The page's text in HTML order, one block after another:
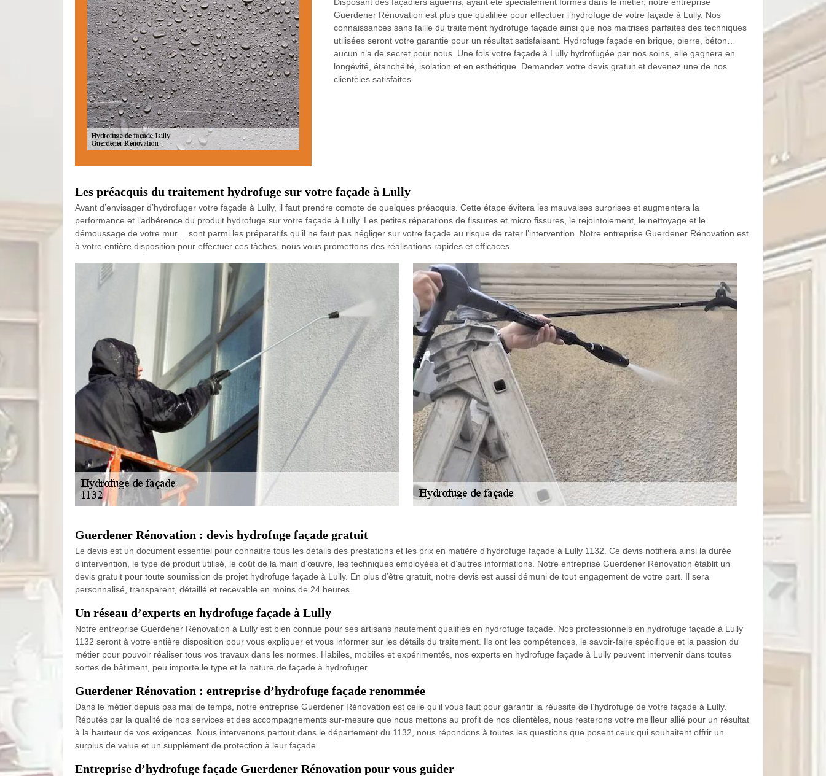
Guerdener Rénovation est plus que qualifiée pour effectuer l’hydrofuge de votre façade à Lully. Nos
connaissances sans faille du traitement hydrofuge façade ainsi que nos maitrises parfaites des techniques
utilisées seront votre garantie pour un résultat satisfaisant. Hydrofuge façade en brique, pierre, béton…
aucun n’a de secret pour nous. Une fois votre façade à Lully hydrofugée par nos soins, elle gagnera en
longévité, étanchéité, isolation et en esthétique. Demandez votre devis gratuit et devenez une de nos
clientèles satisfaites.
Les préacquis du traitement hydrofuge sur votre façade à Lully
Avant d’envisager d’hydrofuger votre façade à Lully, il faut prendre compte de quelques préacquis. Cette étape évitera les mauvaises surprises et augmentera la
performance et l’adhérence du produit hydrofuge sur votre façade à Lully. Les petites réparations de fissures et micro fissures, le rejointoiement, le nettoyage et le
démoussage de votre mur… sont parmi les préparatifs qu’il ne faut pas négliger sur votre façade au risque de rater l’intervention. Notre entreprise Guerdener Rénovation est
à votre entière disposition pour effectuer ces tâches, nous vous promettons des réalisations rapides et efficaces.
Guerdener Rénovation : devis hydrofuge façade gratuit
Le devis est un document essentiel pour connaitre tous les détails des prestations et les prix en matière d’hydrofuge façade à Lully 1132. Ce devis notifiera ainsi la durée
d’intervention, le type de produit utilisé, le coût de la main d’œuvre, les techniques employées et d’autres informations. Notre entreprise Guerdener Rénovation établit un
devis gratuit pour toute soumission de projet hydrofuge façade à Lully. En plus d’être gratuit, notre devis est aussi démuni de tout engagement de votre part. Il sera
personnalisé, transparent, détaillé et recevable en moins de 24 heures.
Un réseau d’experts en hydrofuge façade à Lully
Notre entreprise Guerdener Rénovation à Lully est bien connue pour ses artisans hautement qualifiés en hydrofuge façade. Nos professionnels en hydrofuge façade à Lully
1132 seront à votre entière disposition pour vous expliquer et vous informer sur les détails du traitement. Ils ont les compétences, le savoir-faire spécifique et la passion du
métier pour pouvoir réaliser tous vos travaux dans les normes. Habiles, mobiles et expérimentés, nos experts en hydrofuge façade à Lully peuvent intervenir dans toutes
sortes de bâtiment, peu importe le type et la nature de façade à hydrofuger.
Guerdener Rénovation : entreprise d’hydrofuge façade renommée
Dans le métier depuis pas mal de temps, notre entreprise Guerdener Rénovation est celle qu’il vous faut pour garantir la réussite de l’hydrofuge de votre façade à Lully.
Réputés par la qualité de nos services et des accompagnements sur-mesure que nous mettons au profit de nos clientèles, nous resterons votre meilleur allié pour un résultat
à la hauteur de vos exigences. Nous intervenons partout dans le département du 1132, nous répondons à toutes les questions que posent ceux qui souhaitent offrir un
surplus de value et un supplément de protection à leur façade.
Entreprise d’hydrofuge façade Guerdener Rénovation pour vous guider